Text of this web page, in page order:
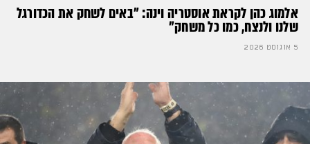
אלמוג כהן לקראת אוסטריה וינה: ״באים לשחק את הכדורגל
שלנו ולנצח, כמו כל משחק״
5 אוגוסט 2026